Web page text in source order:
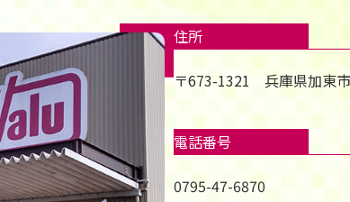
住所
〒673-1321 兵庫県加東
電話番号
0795-47-6870